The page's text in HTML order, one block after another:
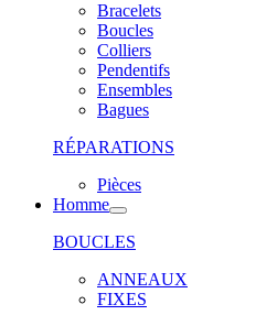
Bracelets
Boucles
Colliers
Pendentifs
Ensembles
Bagues
RÉPARATIONS
Pièces
Homme
BOUCLES
ANNEAUX
FIXES